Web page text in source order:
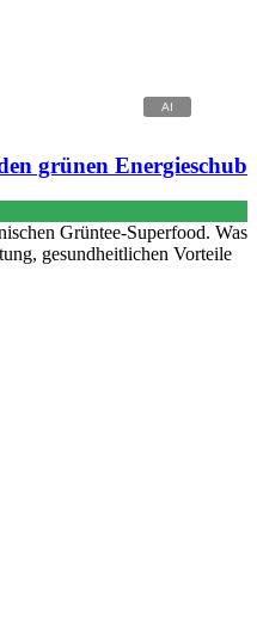
grünen Energieschub
Grüntee-Superfood. Was
gesundheitlichen Vorteile